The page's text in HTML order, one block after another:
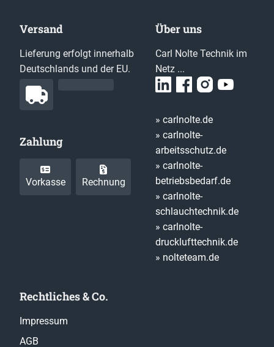
Versand
Lieferung erfolgt innerhalb
Deutschlands und der EU.
Zahlung
Vorkasse Rechnung
Über uns
Carl Nolte Technik im
Netz ...
» carlnolte.de
» carlnolte-
arbeitsschutz.de
» carlnolte-
betriebsbedarf.de
» carlnolte-
schlauchtechnik.de
» carlnolte-
drucklufttechnik.de
» nolteteam.de
Rechtliches & Co.
Impressum
AGB